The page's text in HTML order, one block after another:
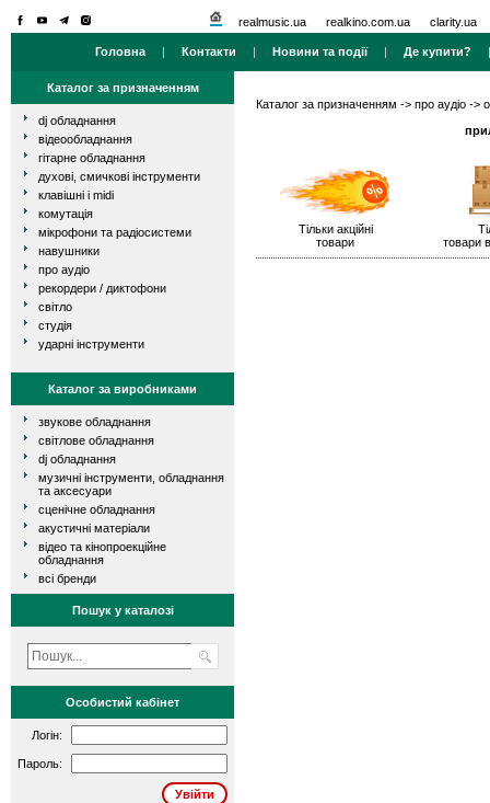
realmusic.ua realkino.com.ua clarity.ua
Головна | Контакти | Новини та події| Де купити?
Каталог за призначенням
dj обладнання
відеообладнання
гітарне обладнання
духові, смичкові інструменти
клавішні і midi
комутація
мікрофони та радіосистеми
навушники
про аудіо
рекордери / диктофони
світло
студія
ударні інструменти
Каталог за виробниками
звукове обладнання
світлове обладнання
dj обладнання
музичні інструменти, обладнання
та аксесуари
сценічне обладнання
акустичні матеріали
відео та кінопроекційне
обладнання
всі бренди
Пошук у каталозі
Особистий кабінет
Логін:
Пароль:
Каталог за призначенням -> про аудіо ->
Тільки акційні
товари
товари